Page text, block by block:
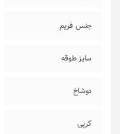
جنس فریم
سایز طوقه
دوشاخ
کرپی